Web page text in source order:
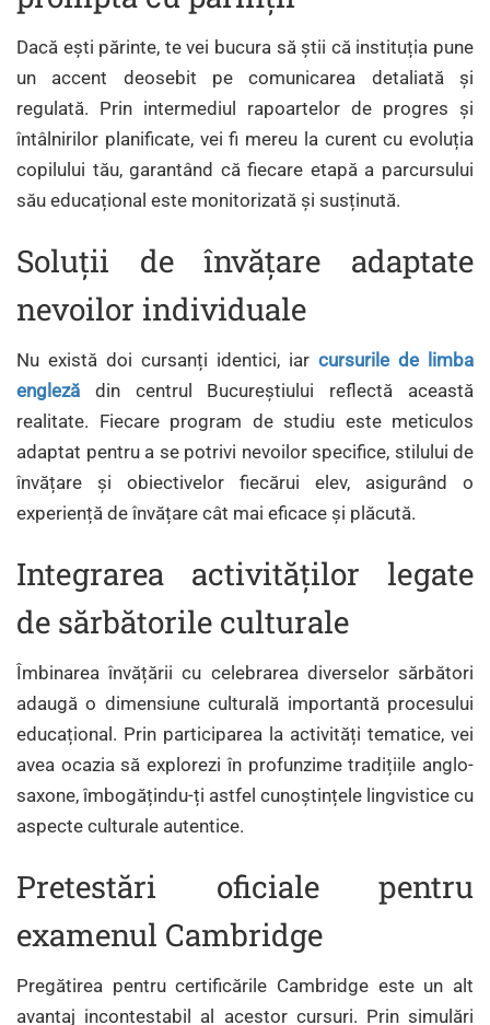
Dacă ești părinte, te vei bucura să știi că instituția pune
un accent deosebit pe comunicarea detaliată și
regulată. Prin intermediul rapoartelor de progres și
întâlnirilor planificate, vei fi mereu la curent cu evoluția
copilului tău, garantând că fiecare etapă a parcursului
său educațional este monitorizată și susținută.
Soluții de învățare adaptate
nevoilor individuale
Nu există doi cursanți identici, iar cursurile de limba
engleză din centrul Bucureștiului reflectă această
realitate. Fiecare program de studiu este meticulos
adaptat pentru a se potrivi nevoilor specifice, stilului de
învățare și obiectivelor fiecărui elev, asigurând o
experiență de învățare cât mai eficace și plăcută.
Integrarea activităților legate
de sărbătorile culturale
Îmbinarea învățării cu celebrarea diverselor sărbători
adaugă o dimensiune culturală importantă procesului
educațional. Prin participarea la activități tematice, vei
avea ocazia să explorezi în profunzime tradițiile anglo-
saxone, îmbogățindu-ți astfel cunoștințele lingvistice cu
aspecte culturale autentice.
Pretestări oficiale pentru
examenul Cambridge
Pregătirea pentru certificările Cambridge este un alt
avantaj incontestabil al acestor cursuri. Prin simulări